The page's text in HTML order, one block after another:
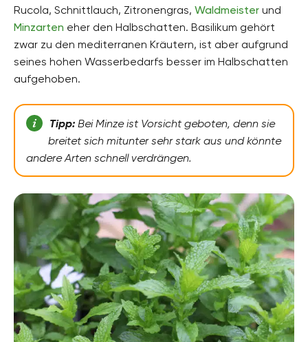
Rucola, Schnittlauch, Zitronengras, Waldmeister und
Minzarten eher den Halbschatten. Basilikum gehört
zwar zu den mediterranen Kräutern, ist aber aufgrund
seines hohen Wasserbedarfs besser im Halbschatten
aufgehoben.
Tipp:Bei Minze ist Vorsicht geboten, denn sie
breitet sich mitunter sehr stark aus und könnte
andere Arten schnell verdrängen.